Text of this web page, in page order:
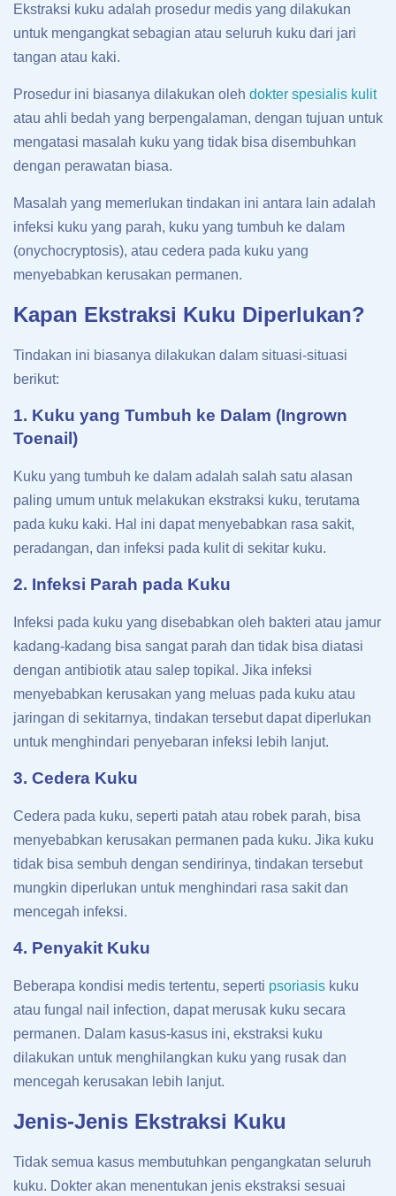
Ekstraksi kuku adalah prosedur medis yang dilakukan
untuk mengangkat sebagian atau seluruh kuku dari jari
tangan atau kaki.
Prosedur ini biasanya dilakukan oleh dokter spesialis kulit
atau ahli bedah yang berpengalaman, dengan tujuan untuk
mengatasi masalah kuku yang tidak bisa disembuhkan
dengan perawatan biasa.
Masalah yang memerlukan tindakan ini antara lain adalah
infeksi kuku yang parah, kuku yang tumbuh ke dalam
(onychocryptosis), atau cedera pada kuku yang
menyebabkan kerusakan permanen.
Kapan Ekstraksi Kuku Diperlukan?
Tindakan ini biasanya dilakukan dalam situasi-situasi
berikut:
1. Kuku yang Tumbuh ke Dalam (Ingrown
Toenail)
Kuku yang tumbuh ke dalam adalah salah satu alasan
paling umum untuk melakukan ekstraksi kuku, terutama
pada kuku kaki. Hal ini dapat menyebabkan rasa sakit,
peradangan, dan infeksi pada kulit di sekitar kuku.
2. Infeksi Parah pada Kuku
Infeksi pada kuku yang disebabkan oleh bakteri atau jamur
kadang-kadang bisa sangat parah dan tidak bisa diatasi
dengan antibiotik atau salep topikal. Jika infeksi
menyebabkan kerusakan yang meluas pada kuku atau
jaringan di sekitarnya, tindakan tersebut dapat diperlukan
untuk menghindari penyebaran infeksi lebih lanjut.
3. Cedera Kuku
Cedera pada kuku, seperti patah atau robek parah, bisa
menyebabkan kerusakan permanen pada kuku. Jika kuku
tidak bisa sembuh dengan sendirinya, tindakan tersebut
mungkin diperlukan untuk menghindari rasa sakit dan
mencegah infeksi.
4. Penyakit Kuku
Beberapa kondisi medis tertentu, seperti psoriasis kuku
atau fungal nail infection, dapat merusak kuku secara
permanen. Dalam kasus-kasus ini, ekstraksi kuku
dilakukan untuk menghilangkan kuku yang rusak dan
mencegah kerusakan lebih lanjut.
Jenis-Jenis Ekstraksi Kuku
Tidak semua kasus membutuhkan pengangkatan seluruh
kuku. Dokter akan menentukan jenis ekstraksi sesuai